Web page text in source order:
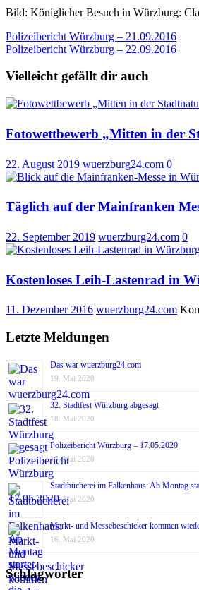
Bild: Königlicher Besuch in Würzburg:
Beitragsnavigation
Polizeibericht Würzburg – 21.09.2016
Polizeibericht Würzburg – 22.09.2016
Vielleicht gefällt dir auch
Fotowettbewerb „Mitten in der
22. August 2019 wuerzburg24.com 0
Täglich auf der Mainfranken
22. September 2019 wuerzburg24.com 0
Kostenloses Leih-Lastenrad in
11. Dezember 2016 wuerzburg24.com
Letzte Meldungen
Das war wuerzburg24.com
19. Mai 2020
32. Stadtfest Würzburg abgesagt
18. Mai 2020
Polizeibericht Würzburg – 17.05.2020
17. Mai 2020
Stadtbücherei im Falkenhaus: Ab Montag
17. Mai 2020
Markt- und Messebeschicker kommen
16. Mai 2020
Schlagwörter